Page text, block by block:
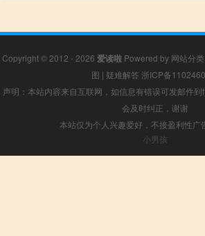
Copyright © 2012 - 2026 爱读啦 Powered by 网站分
图 | 疑难解答 浙ICP备
声明：本站内容来自互联网，如信息有错误可发邮件
会及时纠正，谢谢
本站仅为个人兴趣爱好，不接盈利性广
小男孩